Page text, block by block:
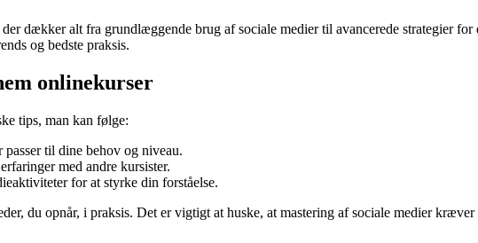
dækker alt fra grundlæggende brug af sociale medier til avancerede strategier
og bedste praksis.
onlinekurser
tips, man kan følge:
til dine behov og niveau.
med andre kursister.
for at styrke din forståelse.
du opnår, i praksis. Det er vigtigt at huske, at mastering af sociale medier